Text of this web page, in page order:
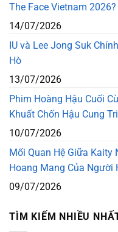
The Face Vietnam 2026?
14/07/2026
IU và Lee Jong Suk
Hò
13/07/2026
Phim Hoàng Hậu Cuối
Khuất Chốn Hậu Cung
10/07/2026
Mối Quan Hệ Giữa Kaity
Hoang Mang Của Người
09/07/2026
TÌM KIẾM NHIỀU